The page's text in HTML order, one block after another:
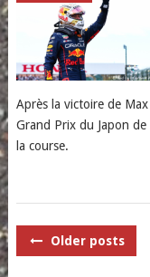
Après la victoire de
Grand Prix du Japon
la course.
POSTS
Older posts